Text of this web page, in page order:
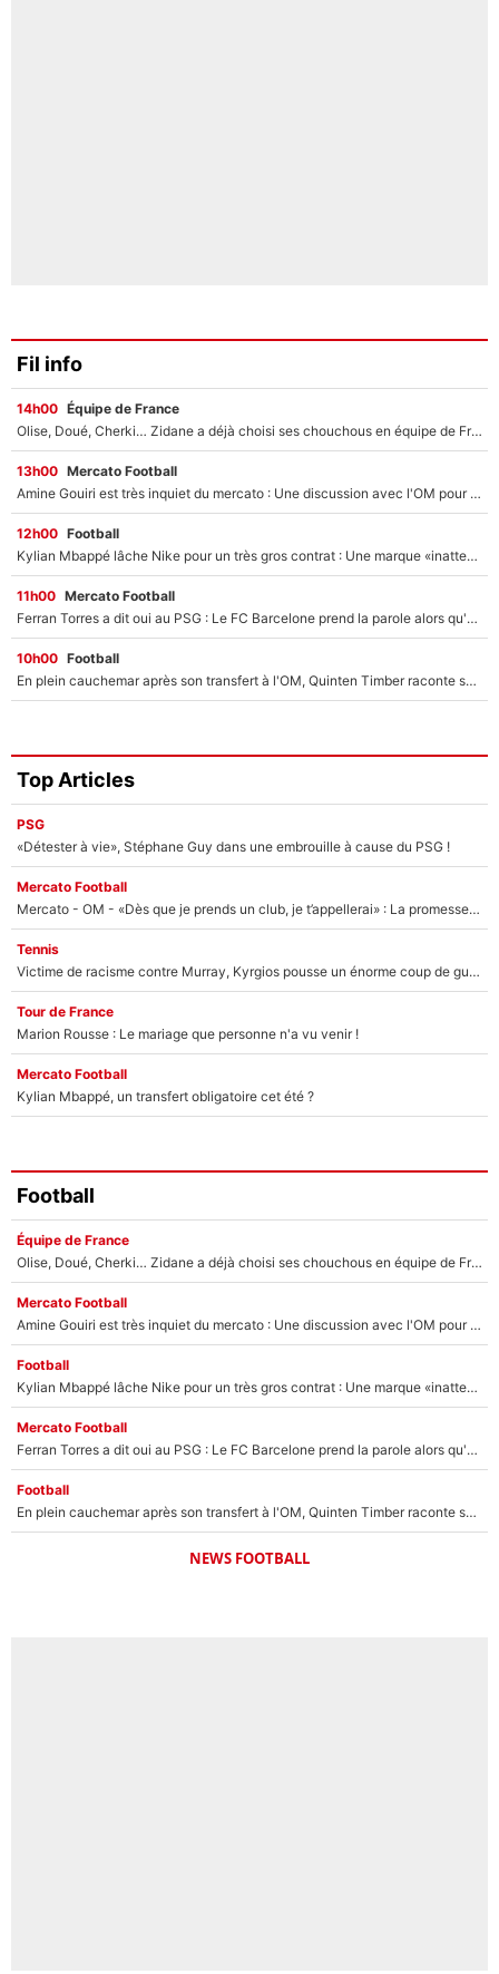
Fil info
14h00 Équipe de France
Olise, Doué, Cherki… Zidane a déjà choisi ses chouchous en équipe de France ? L’IA annonce des surprises sans Kylian Mbappé !
13h00 Mercato Football
Amine Gouiri est très inquiet du mercato : Une discussion avec l'OM pour acter son transfert !
12h00 Football
Kylian Mbappé lâche Nike pour un très gros contrat : Une marque «inattendue» va frapper très fort
11h00 Mercato Football
Ferran Torres a dit oui au PSG : Le FC Barcelone prend la parole alors qu'un transfert de l'attaquant espagnol prend forme
10h00 Football
En plein cauchemar après son transfert à l'OM, Quinten Timber raconte ses doutes après sa signature à Marseille
Top Articles
PSG
«Détester à vie», Stéphane Guy dans une embrouille à cause du PSG !
Mercato Football
Mercato - OM - «Dès que je prends un club, je t’appellerai» : La promesse de Marcelino au moment de claquer la porte
Tennis
Victime de racisme contre Murray, Kyrgios pousse un énorme coup de gueule !
Tour de France
Marion Rousse : Le mariage que personne n'a vu venir !
Mercato Football
Kylian Mbappé, un transfert obligatoire cet été ?
Football
Équipe de France
Olise, Doué, Cherki… Zidane a déjà choisi ses chouchous en équipe de France ? L’IA annonce des surprises sans Kylian Mbappé !
Mercato Football
Amine Gouiri est très inquiet du mercato : Une discussion avec l'OM pour acter son transfert !
Football
Kylian Mbappé lâche Nike pour un très gros contrat : Une marque «inattendue» va frapper très fort
Mercato Football
Ferran Torres a dit oui au PSG : Le FC Barcelone prend la parole alors qu'un transfert de l'attaquant espagnol prend forme
Football
En plein cauchemar après son transfert à l'OM, Quinten Timber raconte ses doutes après sa signature à Marseille
NEWS FOOTBALL